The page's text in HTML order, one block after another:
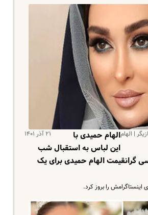
| الهام
۲۱ آذر ۱۴۰۱
الهام حمیدی با
این لباس به استقبال شب
گرانقیمت الهام حمیدی برای یک
اینستاگرامش را بروز کرد.